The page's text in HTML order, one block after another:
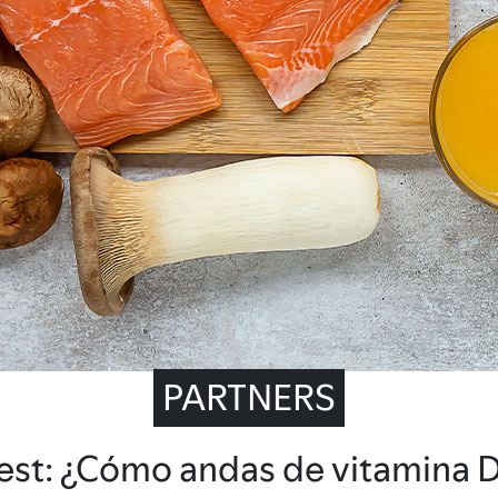
PARTNERS
¿Cómo andas de vitamina